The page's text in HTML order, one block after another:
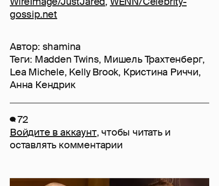
gossip.net
Автор: shamina
Теги: Madden Twins, Мишель Трахтенберг,
Lea Michele, Kelly Brook, Кристина Риччи,
Анна Кендрик
72
Войдите в аккаунт, чтобы читать и
оставлять комментарии